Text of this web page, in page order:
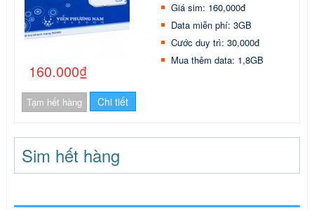
160.000₫
Giá sim: 160,000đ
Data miễn phí: 3GB
Cước duy trì: 30,000đ
Mua thêm data: 1,8GB
Tạm hết hàng Chi tiết
Sim hết hàng